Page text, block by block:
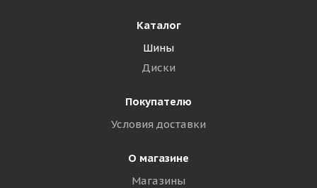
Каталог
Шины
Диски
Покупателю
Условия доставки
О магазине
Магазины